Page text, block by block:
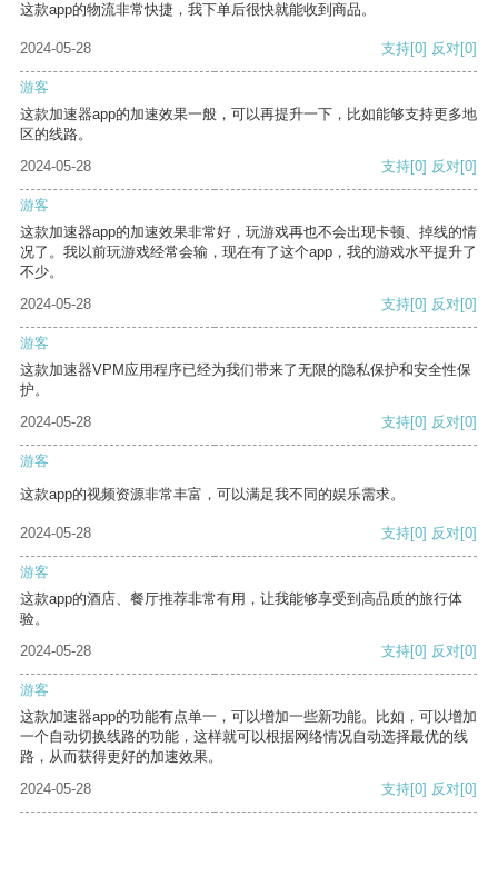
这款app的物流非常快捷，我下单后很快就能收到商品。
2024-05-28 支持[0] 反对[0]
游客
这款加速器app的加速效果一般，可以再提升一下，比如能够支持更多地
区的线路。
2024-05-28
支持[0] 反对[0]
游客
这款加速器app的加速效果非常好，玩游戏再也不会出现卡顿、掉线的情
况了。我以前玩游戏经常会输，现在有了这个app，我的游戏水平提升了
不少。
2024-05-28
支持[0] 反对[0]
游客
这款加速器VPM应用程序已经为我们带来了无限的隐私保护和安全性保
护。
2024-05-28
支持[0] 反对[0]
游客
这款app的视频资源非常丰富，可以满足我不同的娱乐需求。
2024-05-28 支持[0] 反对[0]
游客
这款app的酒店、餐厅推荐非常有用，让我能够享受到高品质的旅行体
验。
2024-05-28
支持[0] 反对[0]
游客
这款加速器app的功能有点单一，可以增加一些新功能。比如，可以增加
一个自动切换线路的功能，这样就可以根据网络情况自动选择最优的线
路，从而获得更好的加速效果。
2024-05-28
支持[0] 反对[0]